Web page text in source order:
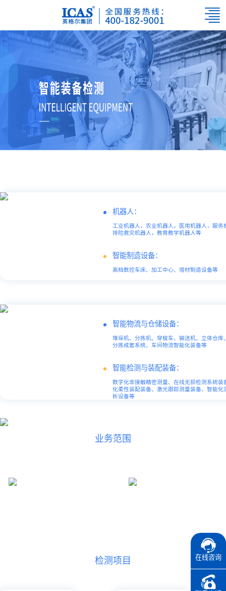
在线咨询
机器人：
工业机器人，农业机器人，医用机器人，服务
排险救灾机器人，教育教学机器人等
智能制造设备：
高档数控车床、加工中心、增材制造设备等
智能物流与仓储设备：
堆垛机、分拣机、穿梭车、输送机、立体仓库
分拣成套系统、车间物流智能化装备等
智能检测与装配装备：
数字化非接触精密测量、在线无损检测系统装
化柔性装配装备、激光跟踪测量装备、智能化
析设备等
业务范围
检测项目